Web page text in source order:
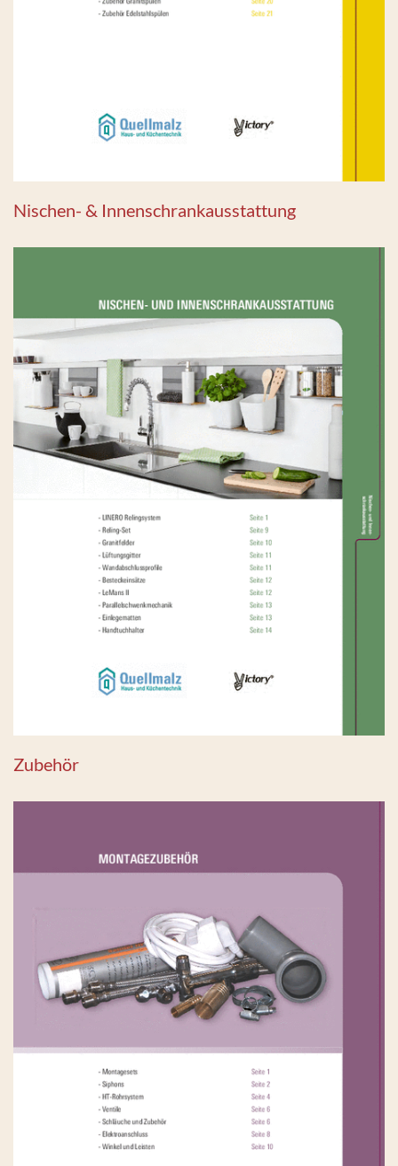
Nischen- & Innenschrankausstattung
Zubehör